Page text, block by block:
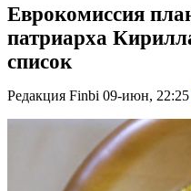
Еврокомиссия
патриарха
список
Редакция Finbi 09-июн, 22:25